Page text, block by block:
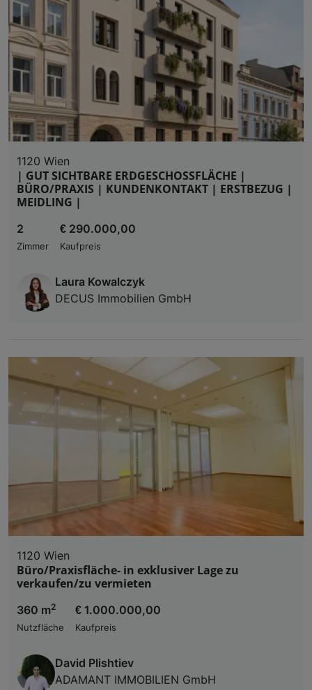
1120 Wien
| GUT SICHTBARE ERDGESCHOSSFLÄCHE |
BÜRO/PRAXIS | KUNDENKONTAKT | ERSTBEZUG |
MEIDLING |
2
Zimmer
€ 290.000,00
Kaufpreis
Laura Kowalczyk
DECUS Immobilien GmbH
1120 Wien
Büro/Praxisfläche- in exklusiver Lage zu
verkaufen/zu vermieten
360 m2
Nutzfläche
€ 1.000.000,00
Kaufpreis
David Plishtiev
ADAMANT IMMOBILIEN GmbH